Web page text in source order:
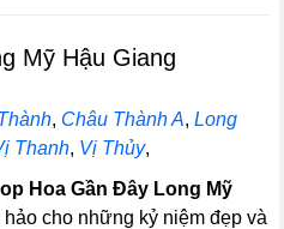
Mỹ Hậu Giang
, Châu Thành A,Long
Thanh, Vị Thủy,
Hoa Gần Đây Long Mỹ
cho những kỷ niệm đẹp và